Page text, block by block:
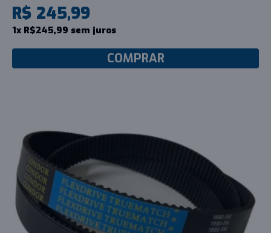
R$ 245,99
1x R$245,99 sem juros
COMPRAR